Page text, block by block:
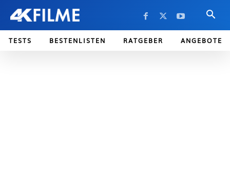
TESTS BESTENLISTEN RATGEBER ANGEBOTE